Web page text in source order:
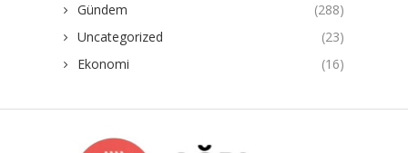
Gündem
(288)
Uncategorized
(23)
Ekonomi
(16)